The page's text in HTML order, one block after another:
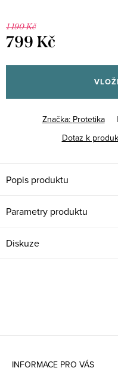
1 190 Kč
799 Kč
cena:
Značka: Protetika
Dotaz k
Popis produktu
Parametry produktu
Diskuze
INFORMACE PRO VÁS